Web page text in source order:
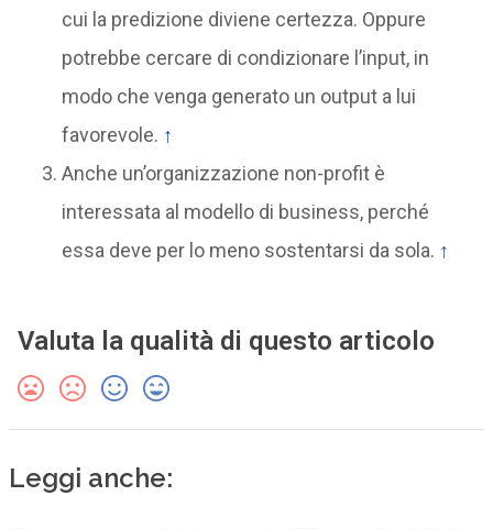
cui la predizione diviene certezza. Oppure
potrebbe cercare di condizionare l’input, in
modo che venga generato un output a lui
favorevole. ↑
Anche un’organizzazione non-profit è
interessata al modello di business, perché
essa deve per lo meno sostentarsi da sola. ↑
Valuta la qualità di questo articolo
Leggi anche: